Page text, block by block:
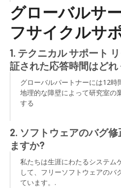
グローバルサ
フサイクルサ
1. テクニカル サポート
証された応答時間はど
グローバルパートナーには12時
地理的な障壁によって研究室の
する
2. ソフトウェアのバグ
ますか?
私たちは生涯にわたるシステム
して、フリーソフトウェアのバ
ています。.